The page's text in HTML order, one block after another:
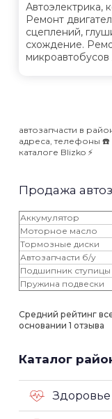
Автоэлектрика,
Ремонт
сцеплений,
схождение.
автозапчасти в
адреса, телефоны ☎️
каталоге Blizko ⚡️
Продажа
Аккумулятор
Моторное масло
Тормозные диски
Автозапчасти б/у
Подшипник ступицы
Пружина подвески
Средний рейтинг
основании 1 отзыва
Каталог
Здоровье